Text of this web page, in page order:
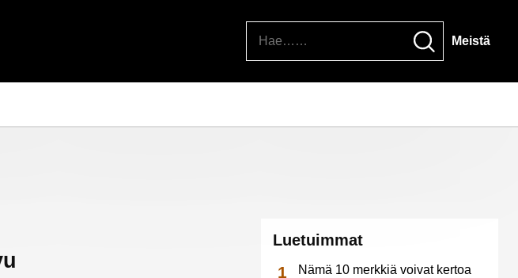
Meistä
Luetuimmat
Nämä 10 merkkiä voivat kertoa